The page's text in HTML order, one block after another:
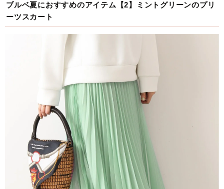
ブルベ夏におすすめのアイテム【2】ミントグリーンのプリ
ーツスカート